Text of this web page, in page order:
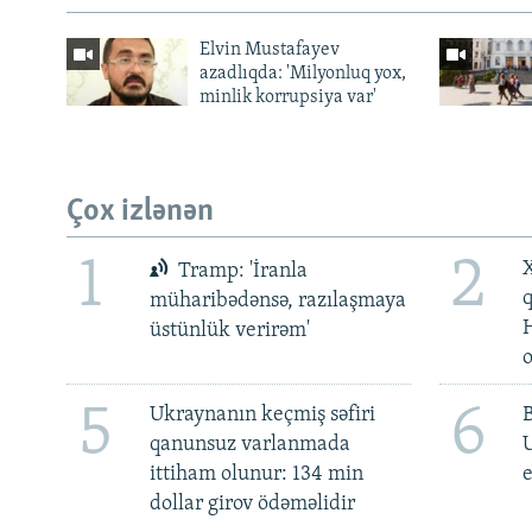
Elvin Mustafayev
azadlıqda: 'Milyonluq yox,
minlik korrupsiya var'
Çox izlənən
1
Tramp: 'İranla
müharibədənsə, razılaşmaya
üstünlük verirəm'
2
5
Ukraynanın keçmiş səfiri
qanunsuz varlanmada
ittiham olunur: 134 min
dollar girov ödəməlidir
6